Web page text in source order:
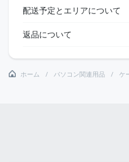
配送予定とエリアについて
返品について
ホーム パソコン関連用品 ケ